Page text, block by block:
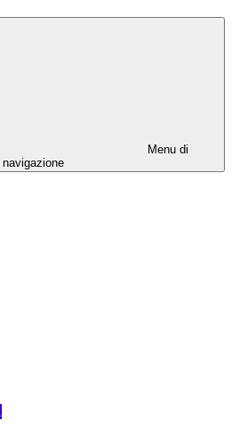
Menu di
navigazione